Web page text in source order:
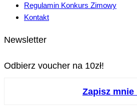
Regulamin Konkurs Zimowy
Kontakt
Newsletter
Odbierz voucher na 10zł!
Zapisz mnie